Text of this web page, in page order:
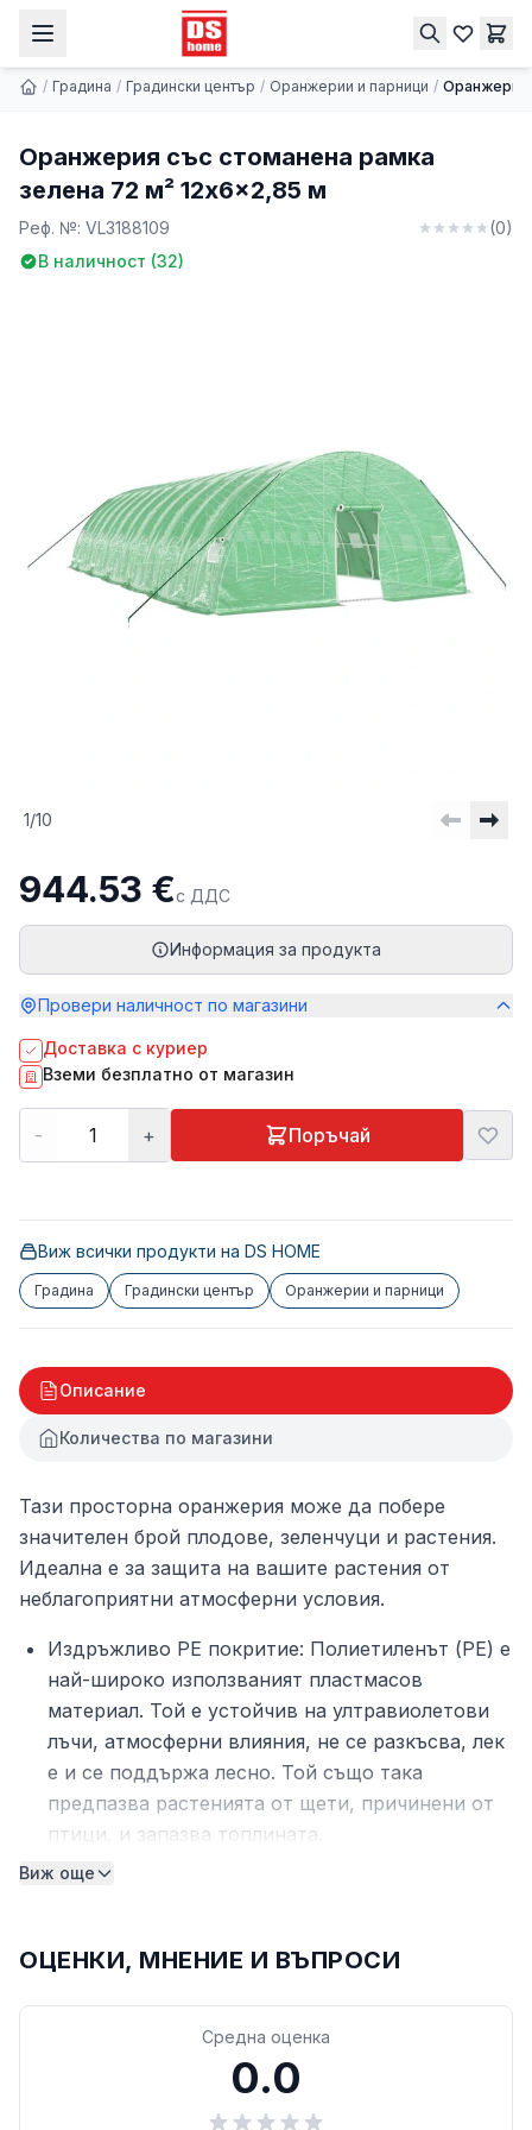
/ Градина / Градински център / Оранжерии и парници / Оранжерия
Оранжерия със стоманена рамка
зелена 72 м² 12x6x2,85 м
Реф. №: VL3188109 (0)
В наличност (32)
1/10
944.53 €с ДДС
Информация за продукта
Провери наличност по магазини
Доставка с куриер
Вземи безплатно от магазин
- + Поръчай
Виж всички продукти на DS HOME
Градина Градински център Оранжерии и парници
Описание
Количества по магазини
Тази просторна оранжерия може да побере
значителен брой плодове, зеленчуци и растения.
Идеална е за защита на вашите растения от
неблагоприятни атмосферни условия.
Издръжливо PE покритие: Полиетиленът (PE) е
най-широко използваният пластмасов
материал. Той е устойчив на ултравиолетови
лъчи, атмосферни влияния, не се разкъсва, лек
е и се поддържа лесно. Той също така
предпазва растенията от щети, причинени от
птици, и запазва топлината.
Здрава рамка: Стоманата е изключително
добра защита срещу корозия и е полезно за
Практичен дизайн: Градинската оранжерия е
проектирана за лесен достъп и оптимизирана
циркулация на въздуха благодарение на
Виж още
ОЦЕНКИ, МНЕНИЕ И ВЪПРОСИ
Средна оценка
0.0
Купи